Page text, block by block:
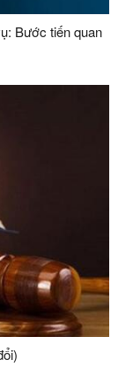
Bước tiến quan